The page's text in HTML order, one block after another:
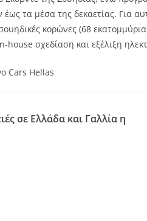
έως τα μέσα της δεκαετίας. Για
κορώνες (68
house σχεδίαση και εξέλιξη
Cars Hellas
σε Ελλάδα και Γαλλία η